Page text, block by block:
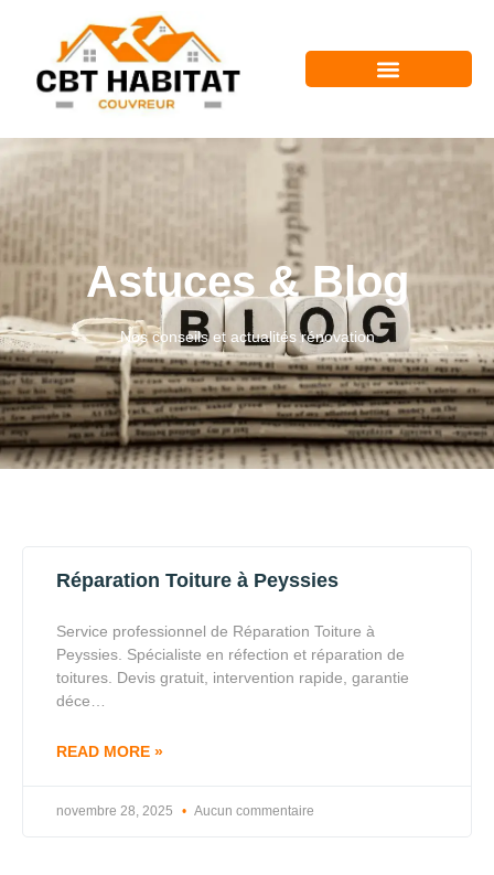
Astuces & Blog
Nos conseils et actualités rénovation
Réparation Toiture à Peyssies
Service professionnel de Réparation Toiture à
Peyssies. Spécialiste en réfection et réparation de
toitures. Devis gratuit, intervention rapide, garantie
déce…
READ MORE »
novembre 28, 2025 Aucun commentaire